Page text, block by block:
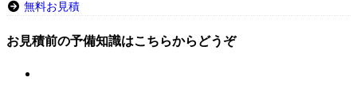
無料お見積
お見積前の予備知識はこちらからどうぞ